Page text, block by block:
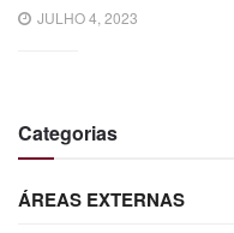
JULHO 4, 2023
Categorias
ÁREAS EXTERNAS